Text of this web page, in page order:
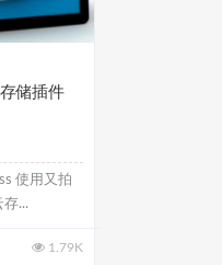
储插件
使用又拍
存...
1.79K